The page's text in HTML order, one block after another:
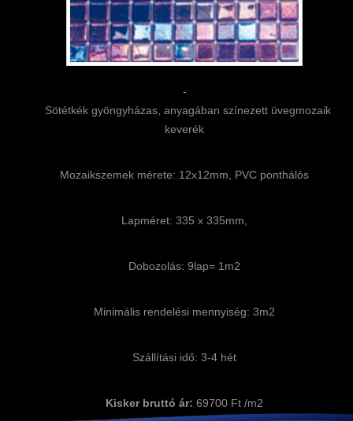
-
Sötétkék gyöngyházas, anyagában színezett üvegmozaik
keverék
Mozaikszemek mérete: 12x12mm, PVC ponthálós
Lapméret: 335 x 335mm,
Dobozolás: 9lap= 1m2
Minimális rendelési mennyiség: 3m2
Szállítási idő: 3-4 hét
Kisker bruttó ár: 69700 Ft /m2